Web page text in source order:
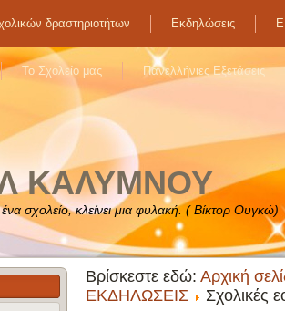
δραστηριοτήτων Εκδηλώσεις
Το Σχολείο μας Πανελλήνιες Εξετάσεις
ΚΑΛΥΜΝΟΥ
ένα σχολείο, κλείνει μια φυλακή. ( Βίκτορ Ουγκώ)
Βρίσκεστε εδώ: Αρχική
ΕΚΔΗΛΩΣΕΙΣ
Σχολικές